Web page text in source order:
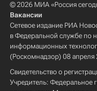
© 2026 МИА «Россия
Вакансии
Сетевое издание РИА
в Федеральной службе по
информационных
(Роскомнадзор) 08 апреля
Свидетельство о
Учредитель: Федеральное